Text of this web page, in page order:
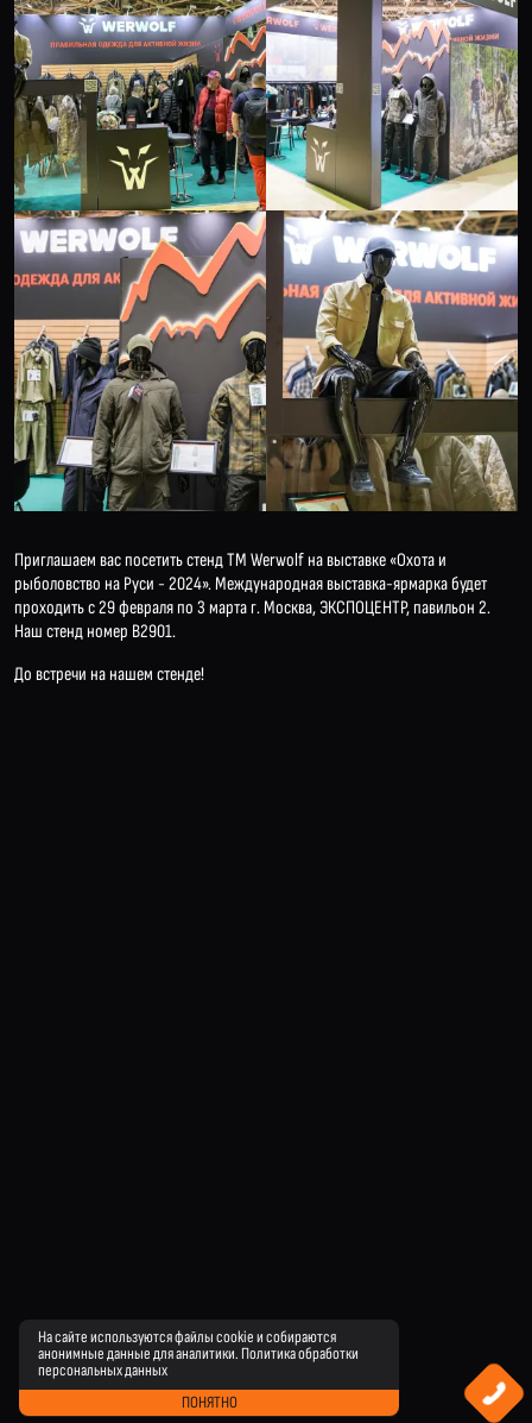
Приглашаем вас посетить стенд ТМ Werwolf на выставке «Охота и
рыболовство на Руси - 2024». Международная выставка-ярмарка будет
проходить с 29 февраля по 3 марта г. Москва, ЭКСПОЦЕНТР, павильон 2.
Наш стенд номер В2901.
До встречи на нашем стенде!
На сайте используются файлы cookie и собираются
анонимные данные для аналитики. Политика обработки
персональных данных
ПОНЯТНО